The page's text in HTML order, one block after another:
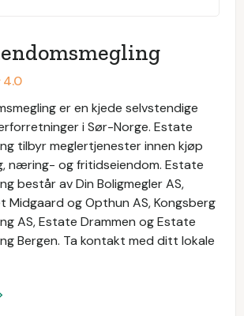
4.0
er en kjede selvstendige
i Sør-Norge. Estate
tilbyr meglertjenester innen kjøp
næring- og fritidseiendom. Estate
består av Din Boligmegler AS,
Midgaard og Opthun AS, Kongsberg
AS, Estate Drammen og Estate
Bergen. Ta kontakt med ditt lokale